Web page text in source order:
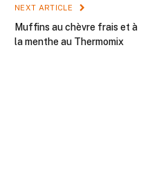
NEXT ARTICLE
Muffins au chèvre frais et à
la menthe au Thermomix